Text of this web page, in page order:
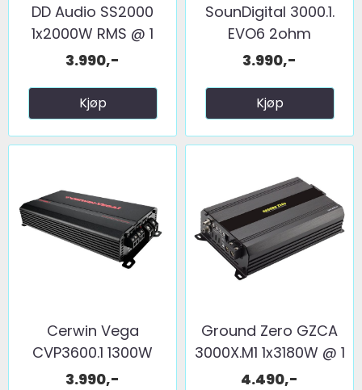
DD Audio SS2000
1x2000W RMS @ 1
ohm
3.990,-
Kjøp
SounDigital 3000.1.
EVO6 2ohm
3.990,-
Kjøp
Cerwin Vega
CVP3600.1 1300W
@1ohm
3.990,-
Ground Zero GZCA
3000X.M1 1x3180W @ 1
...
4.490,-